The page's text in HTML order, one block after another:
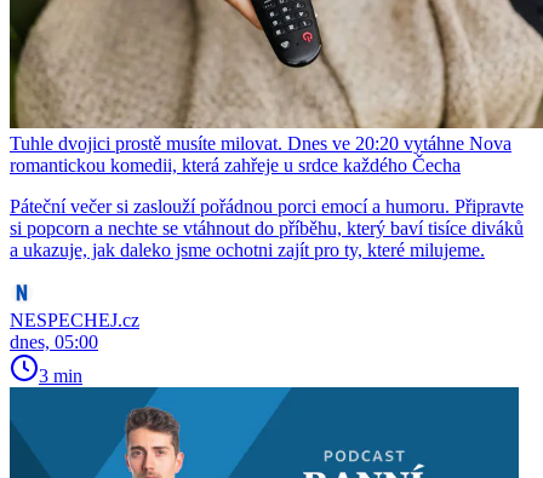
Tuhle dvojici prostě musíte milovat. Dnes ve 20:20 vytáhne Nova
romantickou komedii, která zahřeje u srdce každého Čecha
Páteční večer si zaslouží pořádnou porci emocí a humoru. Připravte
si popcorn a nechte se vtáhnout do příběhu, který baví tisíce diváků
a ukazuje, jak daleko jsme ochotni zajít pro ty, které milujeme.
NESPECHEJ.cz
dnes, 05:00
3 min